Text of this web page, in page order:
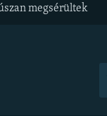
megsérültek